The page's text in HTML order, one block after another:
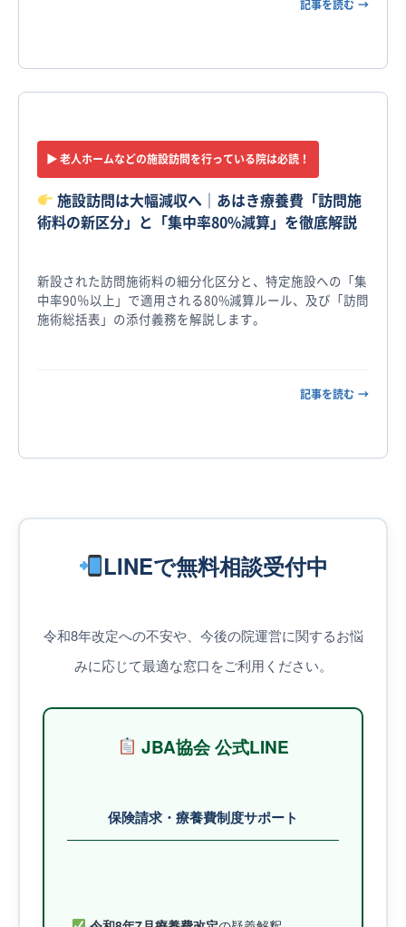
記事を読む →
▶︎ 老人ホームなどの施設訪問を行っている院は必読！
施設訪問は大幅減収へ｜あはき療養費「訪問施
術料の新区分」と「集中率80%減算」を徹底解説
新設された訪問施術料の細分化区分と、特定施設への「集
中率90％以上」で適用される80%減算ルール、及び「訪問
施術総括表」の添付義務を解説します。
記事を読む →
LINEで無料相談受付中
令和8年改定への不安や、今後の院運営に関するお悩
みに応じて最適な窓口をご利用ください。
JBA協会 公式LINE
保険請求・療養費制度サポート